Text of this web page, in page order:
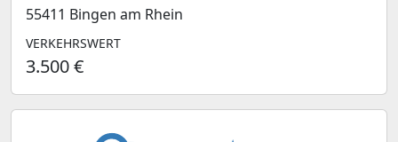
55411 Bingen am Rhein
VERKEHRSWERT
3.500 €